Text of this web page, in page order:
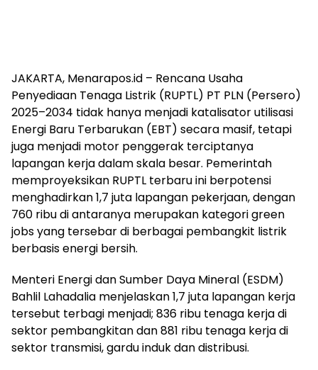
JAKARTA, Menarapos.id – Rencana Usaha
Penyediaan Tenaga Listrik (RUPTL) PT PLN (Persero)
2025–2034 tidak hanya menjadi katalisator utilisasi
Energi Baru Terbarukan (EBT) secara masif, tetapi
juga menjadi motor penggerak terciptanya
lapangan kerja dalam skala besar. Pemerintah
memproyeksikan RUPTL terbaru ini berpotensi
menghadirkan 1,7 juta lapangan pekerjaan, dengan
760 ribu di antaranya merupakan kategori green
jobs yang tersebar di berbagai pembangkit listrik
berbasis energi bersih.
Menteri Energi dan Sumber Daya Mineral (ESDM)
Bahlil Lahadalia menjelaskan 1,7 juta lapangan kerja
tersebut terbagi menjadi; 836 ribu tenaga kerja di
sektor pembangkitan dan 881 ribu tenaga kerja di
sektor transmisi, gardu induk dan distribusi.